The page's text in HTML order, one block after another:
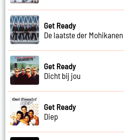
Get Ready
De laatste der Mohikanen
Get Ready
Dicht bij jou
Get Ready
Diep